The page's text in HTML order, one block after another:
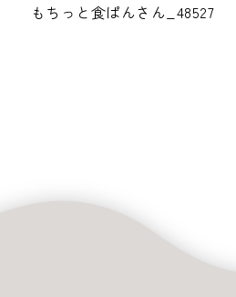
もちっと食ぱんさん_48527